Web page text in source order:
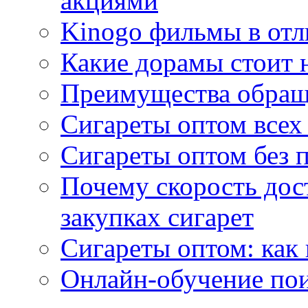
Kinogo фильмы в
Какие дорамы стоит
Преимущества
Сигареты оптом
Сигареты оптом без
Почему скорость
закупках сигарет
Сигареты оптом:
Онлайн-обучение